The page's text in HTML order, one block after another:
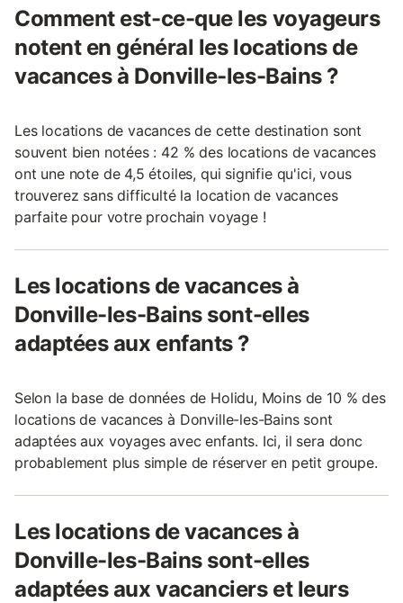
Comment est-ce-que les voyageurs
notent en général les locations de
vacances à Donville-les-Bains ?
Les locations de vacances de cette destination sont
souvent bien notées : 42 % des locations de vacances
ont une note de 4,5 étoiles, qui signifie qu'ici, vous
trouverez sans difficulté la location de vacances
parfaite pour votre prochain voyage !
Les locations de vacances à
Donville-les-Bains sont-elles
adaptées aux enfants ?
Selon la base de données de Holidu, Moins de 10 % des
locations de vacances à Donville-les-Bains sont
adaptées aux voyages avec enfants. Ici, il sera donc
probablement plus simple de réserver en petit groupe.
Les locations de vacances à
Donville-les-Bains sont-elles
adaptées aux vacanciers et leurs